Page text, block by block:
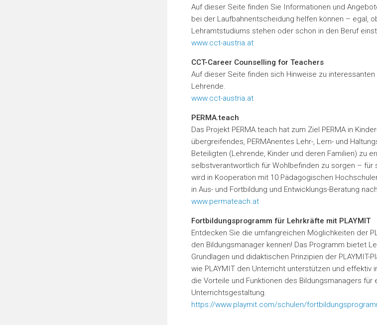
Auf dieser Seite finden Sie Informationen und
bei der Laufbahnentscheidung helfen können – egal,
Lehramtstudiums stehen oder schon in den Beruf
www.cct-austria.at
CCT-Career Counselling for Teachers
Auf dieser Seite finden sich Hinweise zu
Lehrende.
www.cct-austria.at
PERMA.teach
Das Projekt PERMA.teach hat zum Ziel PERMA in
übergreifendes, PERMAnentes Lehr-, Lern- und
Beteiligten (Lehrende, Kinder und deren Familien) zu
selbstverantwortlich für Wohlbefinden zu sorgen – für
wird in Kooperation mit 10 Pädagogischen
in Aus- und Fortbildung und Entwicklungs-Beratung
www.permateach.at
Fortbildungsprogramm für Lehrkräfte mit PLAYMIT
Entdecken Sie die umfangreichen Möglichkeiten der
den Bildungsmanager kennen! Das Programm bietet
Grundlagen und didaktischen Prinzipien der PLAYMIT-
wie PLAYMIT den Unterricht unterstützen und effektiv
die Vorteile und Funktionen des Bildungsmanagers
Unterrichtsgestaltung.
https://www.playmit.com/schulen/